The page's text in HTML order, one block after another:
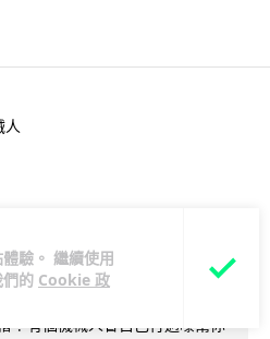
驗。 繼續使用
的 Cookie 政
人
電機械人登港 免鋪
電上門」
？有個機械人會自己行過嚟幫你